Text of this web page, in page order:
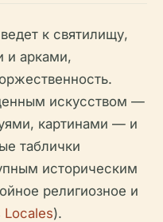
к святилищу,
и арками,
искусством —
картинами — и
таблички
историческим
религиозное и
Locales).